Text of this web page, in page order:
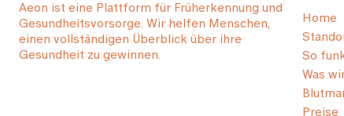
Aeon ist eine Plattform für Früherkennung und
Gesundheitsvorsorge. Wir helfen Menschen,
einen vollständigen Überblick über ihre
Gesundheit zu gewinnen.
Home
So
Was
Preise